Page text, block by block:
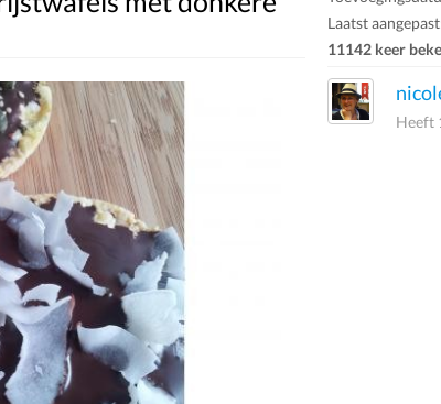
Laatst
11142 keer
Heeft